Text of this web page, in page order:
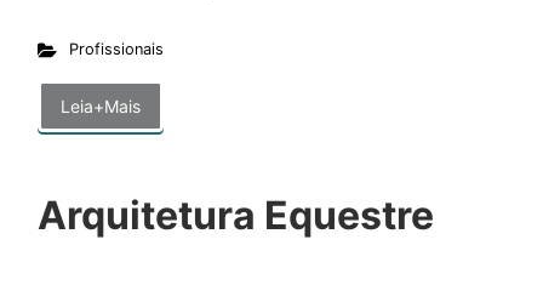
Profissionais
Leia+Mais
Arquitetura Equestre